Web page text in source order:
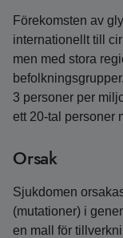
Förekomsten av
internationellt till
men med stora
3 personer per
ett 20-tal personer
Orsak
Sjukdomen
(mutationer) i
en mall för